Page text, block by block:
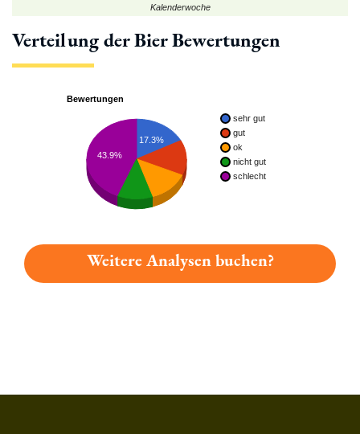
Kalenderwoche
Verteilung der Bier Bewertungen
Bewertungen
sehr gut
gut
ok
nicht gut
schlecht
17.3%
43.9%
Weitere Analysen buchen?